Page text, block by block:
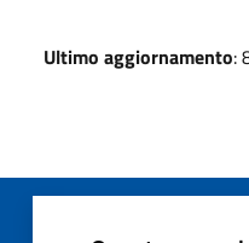
Ultimo aggiornamento: